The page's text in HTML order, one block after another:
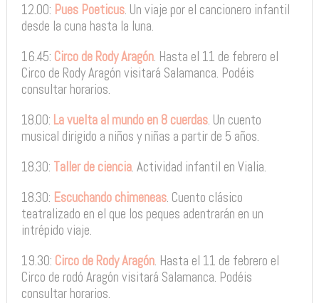
12.00: Pues Poeticus. Un viaje por el cancionero infantil
desde la cuna hasta la luna.
16.45: Circo de Rody Aragón. Hasta el 11 de febrero el
Circo de Rody Aragón visitará Salamanca. Podéis
consultar horarios.
18.00: La vuelta al mundo en 8 cuerdas. Un cuento
musical dirigido a niños y niñas a partir de 5 años.
18.30: Taller de ciencia. Actividad infantil en Vialia.
18.30: Escuchando chimeneas. Cuento clásico
teatralizado en el que los peques adentrarán en un
intrépido viaje.
19.30: Circo de Rody Aragón. Hasta el 11 de febrero el
Circo de rodó Aragón visitará Salamanca. Podéis
consultar horarios.